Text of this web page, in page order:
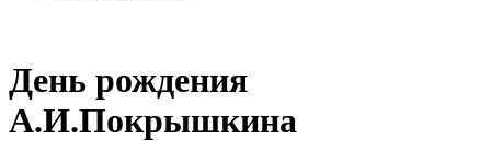
День рождения
А.И.Покрышкина